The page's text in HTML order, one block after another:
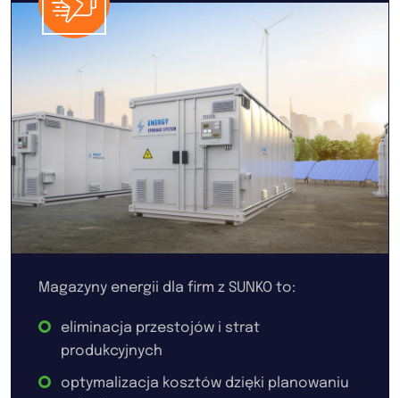
Magazyny energii dla firm z SUNKO to:
eliminacja przestojów i strat
produkcyjnych
optymalizacja kosztów dzięki planowaniu